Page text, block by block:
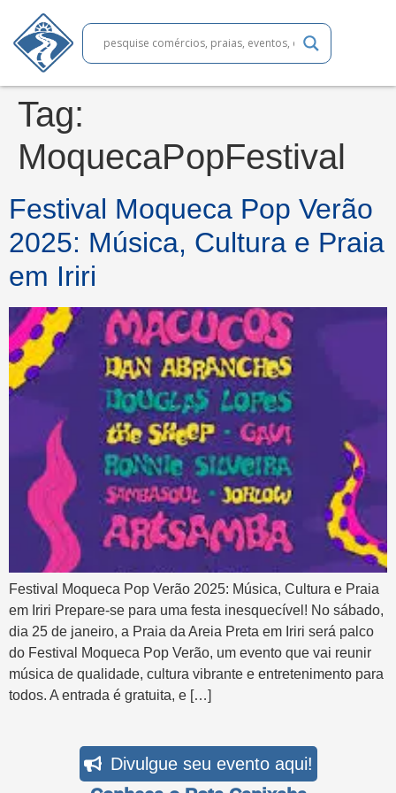
Tag:
MoquecaPopFestival
Festival Moqueca Pop Verão
2025: Música, Cultura e Praia
em Iriri
Festival Moqueca Pop Verão 2025: Música, Cultura e Praia
em Iriri Prepare-se para uma festa inesquecível! No sábado,
dia 25 de janeiro, a Praia da Areia Preta em Iriri será palco
do Festival Moqueca Pop Verão, um evento que vai reunir
música de qualidade, cultura vibrante e entretenimento para
todos. A entrada é gratuita, e […]
Divulgue seu evento aqui!